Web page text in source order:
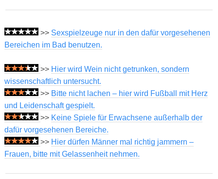
>> Sexspielzeuge nur in den dafür vorgesehenen
Bereichen im Bad benutzen.
>> Hier wird Wein nicht getrunken, sondern
wissenschaftlich untersucht.
>> Bitte nicht lachen – hier wird Fußball mit Herz
und Leidenschaft gespielt.
>> Keine Spiele für Erwachsene außerhalb der
dafür vorgesehenen Bereiche.
>> Hier dürfen Männer mal richtig jammern –
Frauen, bitte mit Gelassenheit nehmen.